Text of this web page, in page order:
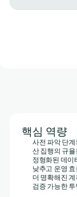
핵심 역량
사전 파악 단
산 집행의 규
정형화된 데이
낮추고 운영
더 명확해진
검증 가능한